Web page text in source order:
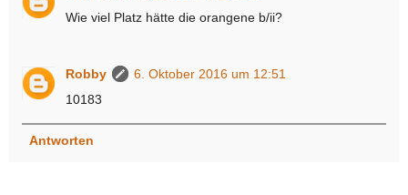
Wie viel Platz hätte die orangene b/ii?
Robby
6. Oktober 2016 um 12:51
10183
Antworten